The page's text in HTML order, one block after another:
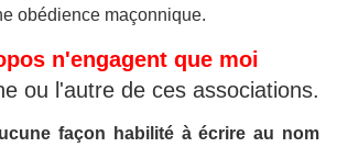
obédience maçonnique.
n'engagent que moi
ou l'autre de ces associations.
façon habilité à écrire au nom